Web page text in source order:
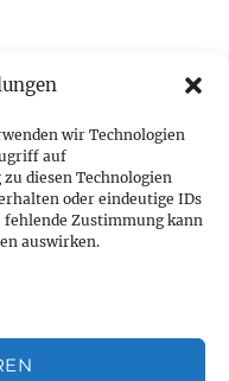
wir Technologien
auf
diesen Technologien
oder eindeutige IDs
fehlende Zustimmung kann
auswirken.